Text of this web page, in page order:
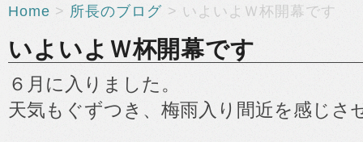
Home > 所長のブログ > いよいよＷ杯開幕です
いよいよＷ杯開幕です
６月に入りました。
天気もぐずつき、梅雨入り間近を感じさ